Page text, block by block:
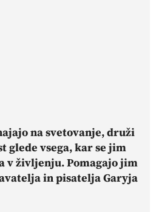
na svetovanje, druži
glede vsega, kar se jim
v življenju. Pomagajo jim
in pisatelja Garyja